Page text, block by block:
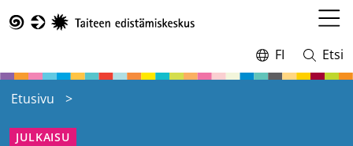
pääsisältöön
valikko
Vaihda
kieltä,
FI
Avaa
ja
Etsi
Etusivu
JULKAISU